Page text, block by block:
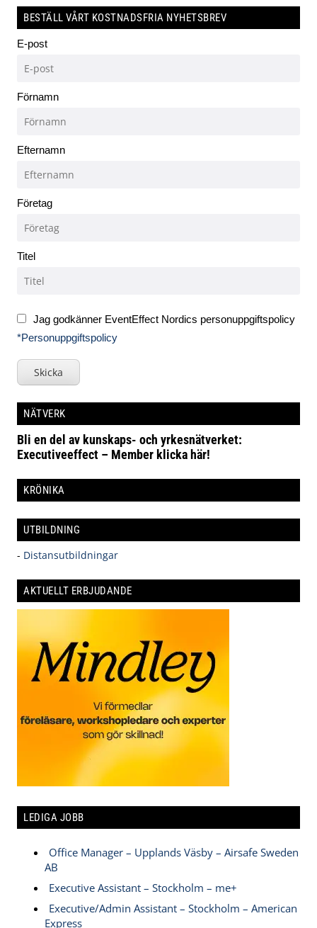
BESTÄLL VÅRT KOSTNADSFRIA NYHETSBREV
E-post
Förnamn
Efternamn
Företag
Titel
Jag godkänner EventEffect Nordics personuppgiftspolicy
*Personuppgiftspolicy
Skicka
NÄTVERK
Bli en del av kunskaps- och yrkesnätverket:
Executiveeffect – Member klicka här!
KRÖNIKA
UTBILDNING
- Distansutbildningar
AKTUELLT ERBJUDANDE
LEDIGA JOBB
Office Manager – Upplands Väsby – Airsafe Sweden
AB
Executive Assistant – Stockholm – me+
Executive/Admin Assistant – Stockholm – American
Express